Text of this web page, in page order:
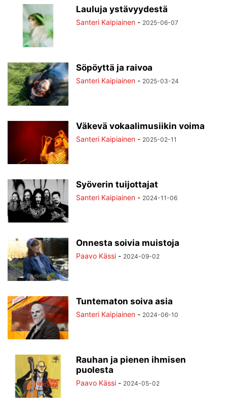
SIVUSILMINLauluja ystävyydestä
Santeri Kaipiainen - 2025-06-07
Söpöyttä ja raivoa
Santeri Kaipiainen - 2025-03-24
Väkevä vokaalimusiikin voima
Santeri Kaipiainen - 2025-02-11
Syöverin tuijottajat
Santeri Kaipiainen - 2024-11-06
Onnesta soivia muistoja
Paavo Kässi - 2024-09-02
Tuntematon soiva asia
Santeri Kaipiainen - 2024-06-10
Rauhan ja pienen ihmisen
puolesta
Paavo Kässi - 2024-05-02